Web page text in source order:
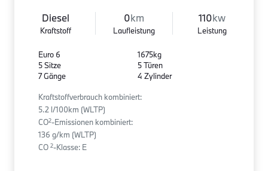
Diesel
Kraftstoff
0km
Laufleistung
110kw
Leistung
Euro 6
5 Sitze
7 Gänge
1675kg
5 Türen
4 Zylinder
Kraftstoffverbrauch kombiniert:
5.2 l/100km (WLTP)
CO2-Emissionen kombiniert:
136 g/km (WLTP)
CO 2-Klasse: E